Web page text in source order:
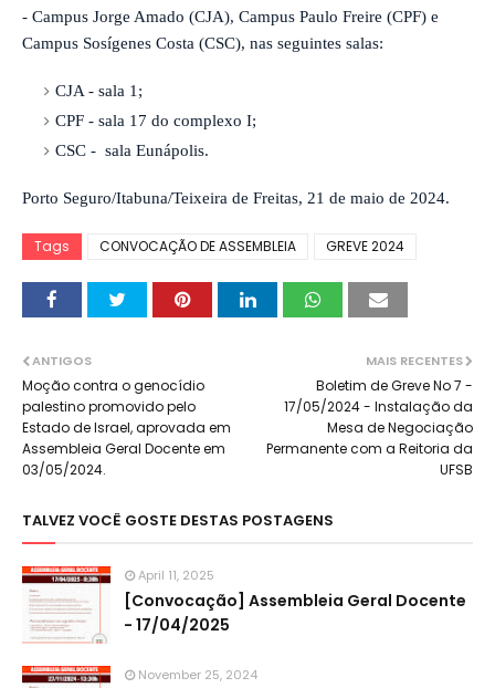
- Campus Jorge Amado (CJA), Campus Paulo Freire (CPF) e
Campus Sosígenes Costa (CSC), nas seguintes salas:
CJA - sala 1;
CPF - sala 17 do complexo I;
CSC - sala Eunápolis.
Porto Seguro/Itabuna/Teixeira de Freitas, 21 de maio de 2024.
Tags CONVOCAÇÃO DE ASSEMBLEIA GREVE 2024
MAIS RECENTES
Boletim de Greve No 7 -
17/05/2024 - Instalação da
Mesa de Negociação
Permanente com a Reitoria da
UFSB
ANTIGOS
Moção contra o genocídio
palestino promovido pelo
Estado de Israel, aprovada em
Assembleia Geral Docente em
03/05/2024.
TALVEZ VOCÊ GOSTE DESTAS POSTAGENS
April 11, 2025
[Convocação] Assembleia Geral Docente
- 17/04/2025
November 25, 2024